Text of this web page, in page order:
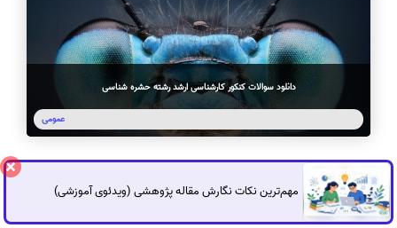
دانلود سوالات کنکور کارشناسی ارشد رشته حشره شناسی
عمومی
مهم‌ترین نکات نگارش مقاله پژوهشی (ویدئوی آموزشی)
گفتگوی آنلاین